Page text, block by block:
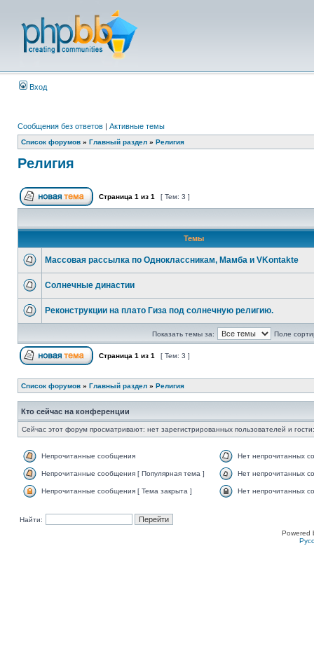
Вход
Сообщения без ответов | Активные темы
Список форумов » Главный раздел » Религия
Религия
Страница 1 из 1 [ Тем: 3 ]
Темы
Массовая рассылка по Одноклассникам, Мамба и VKontakte
Солнечные династии
Реконструкции на плато Гиза под солнечную религию.
Показать темы за: Поле
Страница 1 из 1 [ Тем: 3 ]
Список форумов » Главный раздел » Религия
Кто сейчас на конференции
Сейчас этот форум просматривают: нет зарегистрированных пользователей и
Непрочитанные сообщения Нет непрочитанных
Непрочитанные сообщения [ Популярная тема ] Нет непрочитанных
Непрочитанные сообщения [ Тема закрыта ] Нет непрочитанных
Найти:
Powered